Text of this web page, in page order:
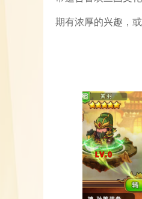
期有浓厚的兴趣，